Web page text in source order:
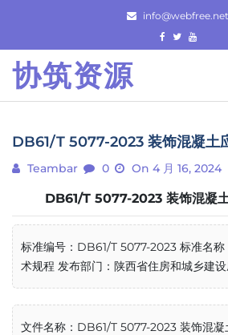
content
info@webfree.net
协筑资源
DB61/T 5077-2023 装饰混凝土
Teambar 0 On 4 月 16, 2024
DB61/T 5077-2023 装饰混凝
标准编号：DB61/T 5077-2023 标准名称
术规程 发布部门：陕西省住房和城乡建设
文件名称：DB61/T 5077-2023 装饰混凝